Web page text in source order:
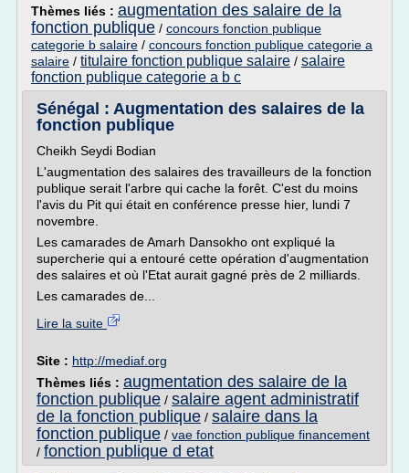
Thèmes liés : augmentation des salaire de la
fonction publique / concours fonction publique
categorie b salaire / concours fonction publique categorie a
salaire / titulaire fonction publique salaire / salaire
fonction publique categorie a b c
Sénégal : Augmentation des salaires de la
fonction publique
Cheikh Seydi Bodian
L'augmentation des salaires des travailleurs de la fonction
publique serait l'arbre qui cache la forêt. C'est du moins
l'avis du Pit qui était en conférence presse hier, lundi 7
novembre.
Les camarades de Amarh Dansokho ont expliqué la
supercherie qui a entouré cette opération d'augmentation
des salaires et où l'Etat aurait gagné près de 2 milliards.
Les camarades de...
Lire la suite
Site : http://mediaf.org
Thèmes liés : augmentation des salaire de la
fonction publique / salaire agent administratif
de la fonction publique / salaire dans la
fonction publique / vae fonction publique financement
/ fonction publique d etat